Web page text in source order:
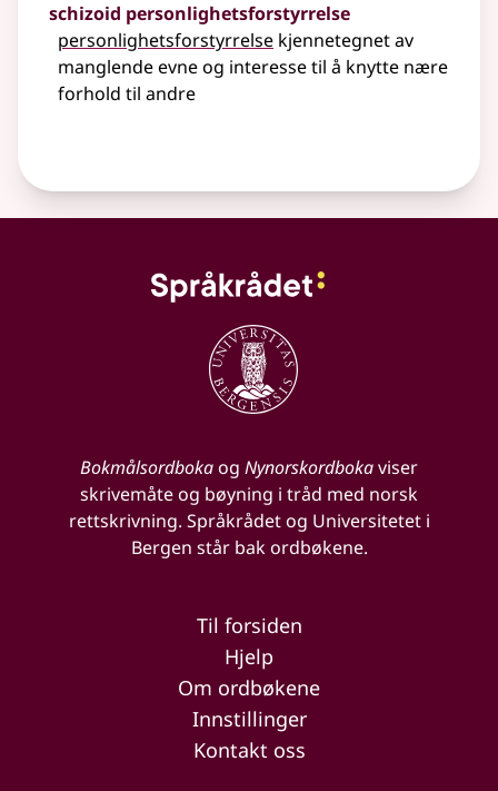
schizoid personlighetsforstyrrelse
personlighetsforstyrrelse kjennetegnet av
manglende evne og interesse til å knytte nære
forhold til andre
Bokmålsordbokaog Nynorskordbokaviser
skrivemåte og bøyning i tråd med norsk
rettskrivning. Språkrådet og Universitetet i
Bergen står bak ordbøkene.
Til forsiden
Hjelp
Om ordbøkene
Innstillinger
Kontakt oss